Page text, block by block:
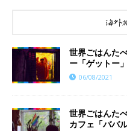
海外
世界ごはんた
ー「ゲットー」
06/08/2021
世界ごはんた
カフェ「ババル